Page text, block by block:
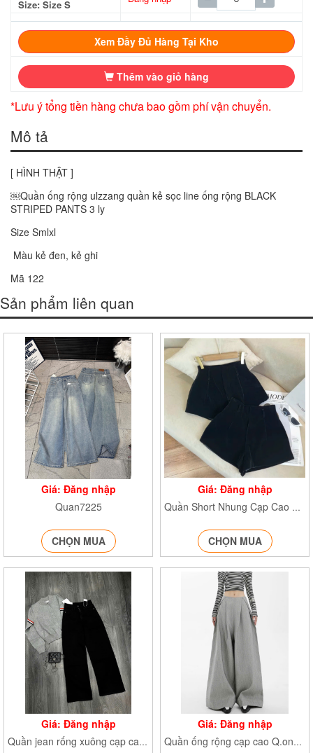
Size: Size S
Màu sắc:Màu Ghi
Size: Size M
Đăng nhập
Màu sắc:Màu Ghi
Size: Size L
Đăng nhập
Màu sắc:Màu Ghi
Size: Size XL
Đăng nhập
Xem Đầy Đủ Hàng Tại Kho
Thêm vào giỏ hàng
*Lưu ý tổng tiền hàng chưa bao gồm phí vận chuyển.
Mô tả
[ HÌNH THẬT ]
￼Quần ống rộng ulzzang quần kẻ sọc line ống rộng BLACK
STRIPED PANTS 3 ly
Size Smlxl
Màu kẻ đen, kẻ ghi
Mã 122
Sản phẩm liên quan
Giá: Đăng nhập
Quan7225
CHỌN MUA
Giá: Đăng nhập
Quần Short Nhung Cạp Cao QnhungN79
CHỌN MUA
Giá: Đăng nhập
Quần jean rống xuông cạp cao QJeancapcao7728
Giá: Đăng nhập
Quần ống rộng cạp cao Q.ongrong389